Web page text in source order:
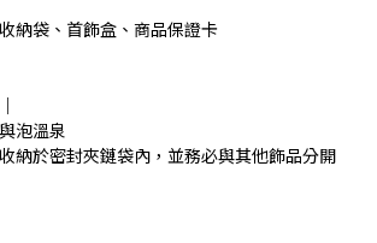
納袋、首飾盒、商品保證卡
｜
泡溫泉
納於密封夾鏈袋內，並務必與其他飾品分開